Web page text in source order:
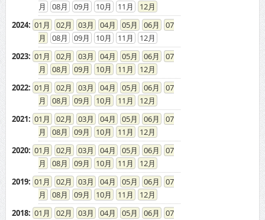
08
09 10 11
12
2024: 01 02 03 04 05 06
07
08
09 10 11
12
2023: 01 02 03 04 05 06
07
08
09 10 11
12
2022: 01 02 03 04 05 06
07
08
09 10 11
12
2021: 01 02 03 04 05 06
07
08
09 10 11
12
2020: 01 02 03 04 05 06
07
08
09 10 11
12
2019: 01 02 03 04 05 06
07
08
09 10 11
12
2018: 01 02 03 04 05 06
07